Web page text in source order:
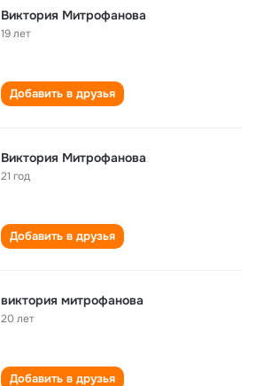
Виктория Митрофанова
19 лет
Добавить в друзья
Виктория Митрофанова
21 год
Добавить в друзья
виктория митрофанова
20 лет
Добавить в друзья